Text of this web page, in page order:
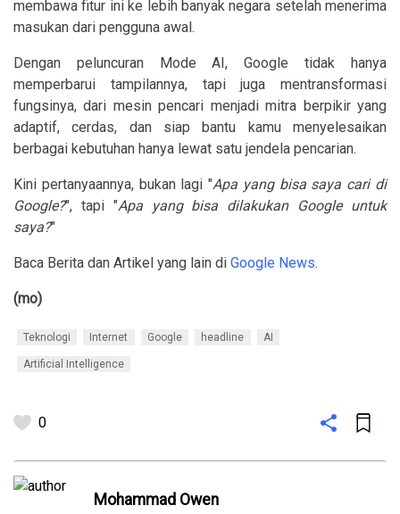
membawa fitur ini ke lebih banyak negara setelah menerima
masukan dari pengguna awal.
Dengan peluncuran Mode AI, Google tidak hanya
memperbarui tampilannya, tapi juga mentransformasi
fungsinya, dari mesin pencari menjadi mitra berpikir yang
adaptif, cerdas, dan siap bantu kamu menyelesaikan
berbagai kebutuhan hanya lewat satu jendela pencarian.
Kini pertanyaannya, bukan lagi "Apa yang bisa saya cari di
Google?", tapi "Apa yang bisa dilakukan Google untuk
saya?"
Baca Berita dan Artikel yang lain di Google News.
(mo)
Teknologi Internet Google headline AI
Artificial Intelligence
0
Mohammad Owen